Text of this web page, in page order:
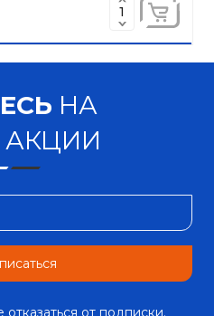
НА
от подписки.